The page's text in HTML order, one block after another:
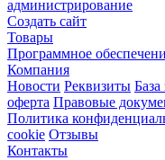
администрирование
Создать сайт
Товары
Программное
Компания
Новости Реквизиты
оферта Правовые
Политика
cookie Отзывы
Контакты